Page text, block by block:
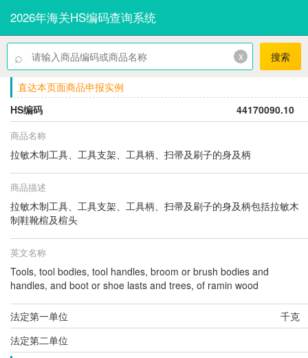
2026年海关HS编码查询系统
⌕ x 搜索
直达本页面商品申报实例
HS编码
44170090.10
商品名称
拉敏木制工具、工具支架、工具柄、扫帚及刷子的身及柄
商品描述
拉敏木制工具、工具支架、工具柄、扫帚及刷子的身及柄包括拉敏木
制鞋靴楦及楦头
英文名称
Tools, tool bodies, tool handles, broom or brush bodies and
handles, and boot or shoe lasts and trees, of ramin wood
法定第一单位
千克
法定第二单位